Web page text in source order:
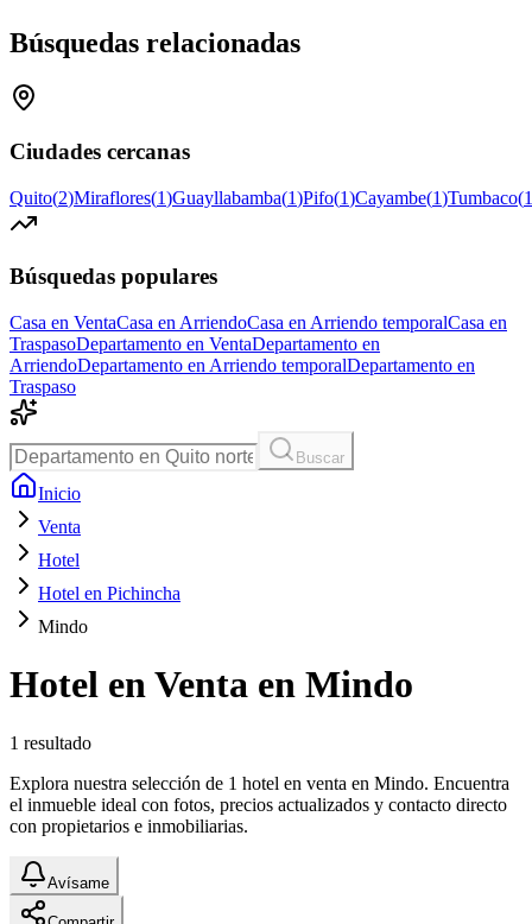
Búsquedas relacionadas
Ciudades cercanas
Quito(2)Miraflores(1)Guayllabamba(1)Pifo(1)Cayambe(1)Tumbaco(1
Búsquedas populares
Casa en VentaCasa en ArriendoCasa en Arriendo temporalCasa en
TraspasoDepartamento en VentaDepartamento en
ArriendoDepartamento en Arriendo temporalDepartamento en
Traspaso
Buscar
Inicio
Venta
Hotel
Hotel en Pichincha
Mindo
Hotel en Venta en Mindo
1 resultado
Explora nuestra selección de 1 hotel en venta en Mindo. Encuentra
el inmueble ideal con fotos, precios actualizados y contacto directo
con propietarios e inmobiliarias.
Avísame